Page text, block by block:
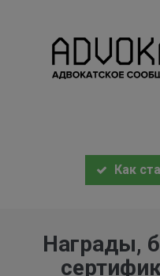
Как
Награды,